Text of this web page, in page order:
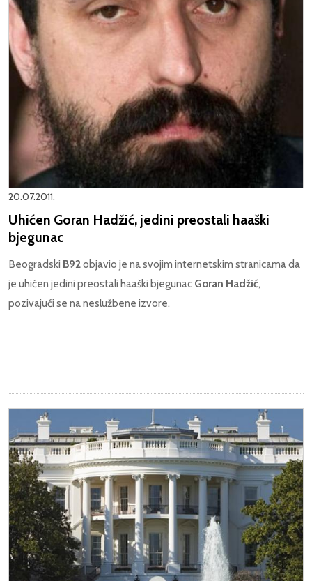
20.07.2011.
Uhićen Goran Hadžić, jedini preostali haaški
bjegunac
Beogradski B92objavio je na svojim internetskim stranicama da
je uhićen jedini preostali haaški bjegunac Goran Hadžić,
pozivajući se na neslužbene izvore.